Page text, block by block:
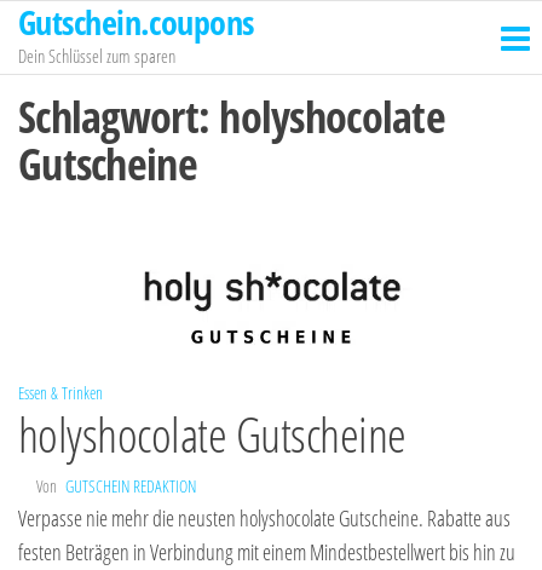
Zum
Inhalt
springen
Gutschein.coupons
Dein Schlüssel zum sparen
Schlagwort: holyshocolate
Gutscheine
Essen & Trinken
holyshocolate Gutscheine
Von GUTSCHEIN REDAKTION
Verpasse nie mehr die neusten holyshocolate Gutscheine. Rabatte aus
festen Beträgen in Verbindung mit einem Mindestbestellwert bis hin zu